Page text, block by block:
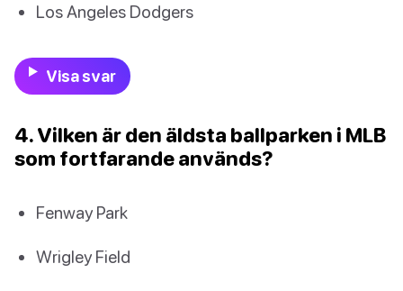
Los Angeles Dodgers
Visa svar
4. Vilken är den äldsta ballparken i MLB
som fortfarande används?
Fenway Park
Wrigley Field